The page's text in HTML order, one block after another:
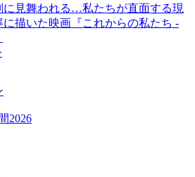
に見舞われる…私たちが直面する現
描いた映画『これからの私たち -